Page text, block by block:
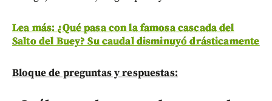
Lea más: ¿Qué pasa con la famosa cascada del
Salto del Buey? Su caudal disminuyó drásticamente
Bloque de preguntas y respuestas: